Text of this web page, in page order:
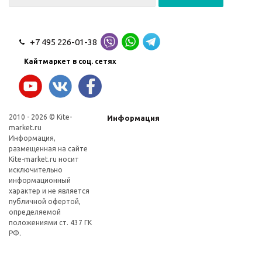
+7 495 226-01-38
Кайтмаркет в соц. сетях
2010 - 2026 © Kite-
market.ru
Информация,
размещенная на сайте
Kite-market.ru носит
исключительно
информационный
характер и не является
публичной офертой,
определяемой
положениями ст. 437 ГК
РФ.
Информация